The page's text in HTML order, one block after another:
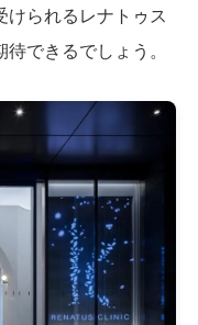
られるレナトゥス
できるでしょう。